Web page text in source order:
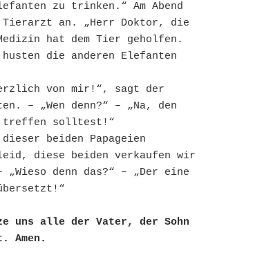
zu trinken.“ Am Abend
an. „Herr Doktor, die
hat dem Tier geholfen.
die anderen Elefanten
von mir!“, sagt der
– „Wen denn?“ – „Na, den
treffen solltest!“
beiden Papageien
diese beiden verkaufen wir
„Wieso denn das?“ – „Der eine
uns alle der Vater, der Sohn
Amen.